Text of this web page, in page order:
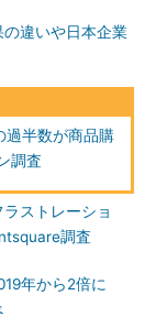
違いや日本企業
過半数が商品購
調査
ストレーショ
調査
年から2倍に